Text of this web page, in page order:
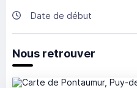
Date de début
Nous retrouver